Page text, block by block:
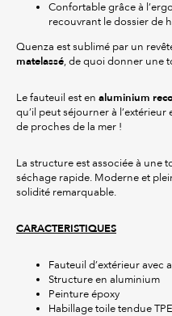
Confortable grâce à
recouvrant le dossier de
Quenza est sublimé par un
matelassé, de quoi donner une
Le fauteuil est en aluminium
qu’il peut séjourner à l’extérieur
de proches de la mer !
La structure est associée à une
séchage rapide. Moderne et
solidité remarquable.
CARACTERISTIQUES
Fauteuil d’extérieur avec
Structure en aluminium
Peinture époxy
Habillage toile tendue